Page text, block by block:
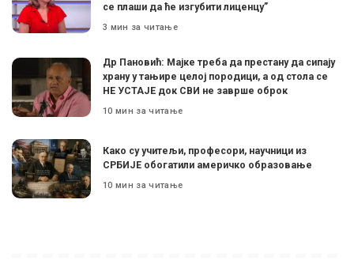
се плаши да ће изгубити лиценцу”
3 мин за читање
Др Пановић: Мајке треба да престану да сипају
храну у тањире целој породици, а од стола се
НЕ УСТАЈЕ док СВИ не заврше оброк
10 мин за читање
Како су учитељи, професори, научници из
СРБИЈЕ обогатили америчко образовање
10 мин за читање